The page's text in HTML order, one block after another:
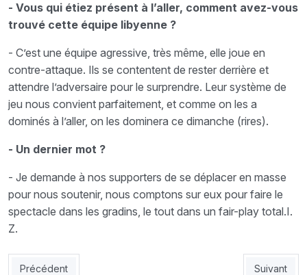
- Vous qui étiez présent à l’aller, comment avez-vous
trouvé cette équipe libyenne ?
- C’est une équipe agressive, très même, elle joue en
contre-attaque. Ils se contentent de rester derrière et
attendre l’adversaire pour le surprendre. Leur système de
jeu nous convient parfaitement, et comme on les a
dominés à l’aller, on les dominera ce dimanche (rires).
- Un dernier mot ?
- Je demande à nos supporters de se déplacer en masse
pour nous soutenir, nous comptons sur eux pour faire le
spectacle dans les gradins, le tout dans un fair-play total.I.
Z.
Article précédent : Le CRB attaque le CSC
Précédent Article
Suivant